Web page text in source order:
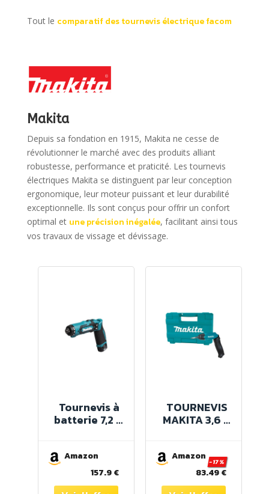
Tout le comparatif des tournevis électrique facom
Makita
Depuis sa fondation en 1915, Makita ne cesse de
révolutionner le marché avec des produits alliant
robustesse, performance et praticité. Les tournevis
électriques Makita se distinguent par leur conception
ergonomique, leur moteur puissant et leur durabilité
exceptionnelle. Ils sont conçus pour offrir un confort
optimal et une précision inégalée, facilitant ainsi tous
vos travaux de vissage et dévissage.
Tournevis à
batterie 7,2 V
MAKITA
DF012DSE
Amazon
157.9 €
TOURNEVIS
MAKITA 3,6 V
SEUL) -
DF001DW
Amazon
83.49 €
-17%